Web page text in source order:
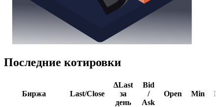
Последние котировки
Биржа Last/Close
ΔLast
за
день
Bid
/
Ask
Open Min